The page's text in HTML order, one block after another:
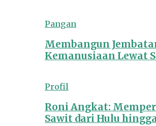
Pangan
Membangun
Kemanusiaan Lewat
Profil
Roni Angkat:
Sawit dari Hulu